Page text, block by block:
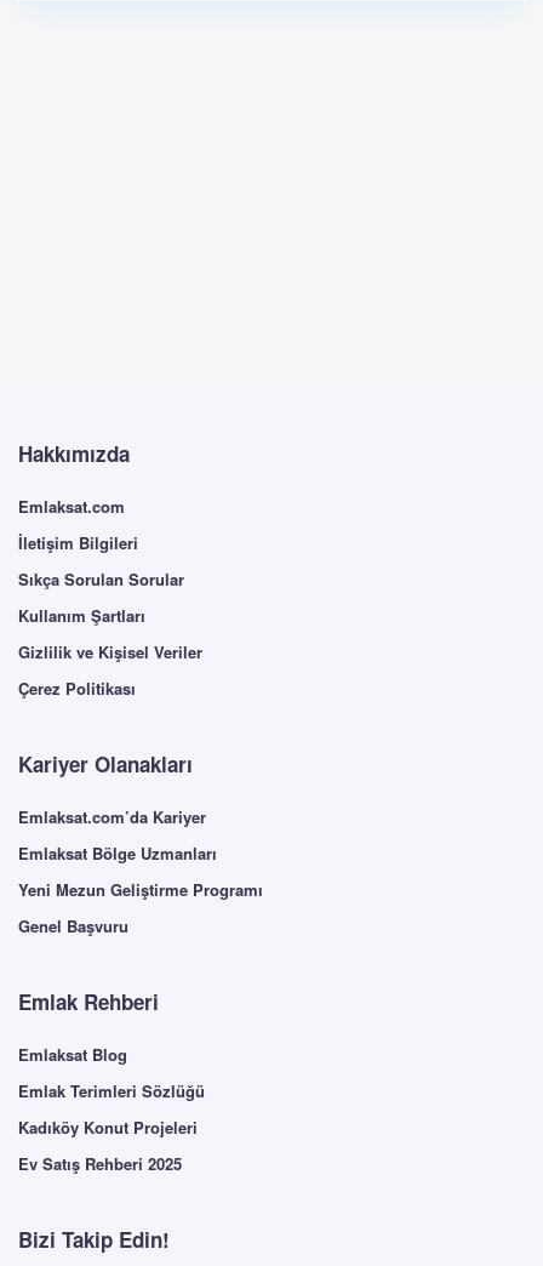
Hakkımızda
Emlaksat.com
İletişim Bilgileri
Sıkça Sorulan Sorular
Kullanım Şartları
Gizlilik ve Kişisel Veriler
Çerez Politikası
Kariyer Olanakları
Emlaksat.com’da Kariyer
Emlaksat Bölge Uzmanları
Yeni Mezun Geliştirme Programı
Genel Başvuru
Emlak Rehberi
Emlaksat Blog
Emlak Terimleri Sözlüğü
Kadıköy Konut Projeleri
Ev Satış Rehberi 2025
Bizi Takip Edin!